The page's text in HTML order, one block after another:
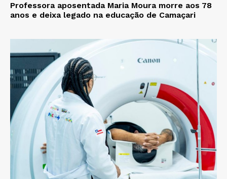
Professora aposentada Maria Moura morre aos 78
anos e deixa legado na educação de Camaçari